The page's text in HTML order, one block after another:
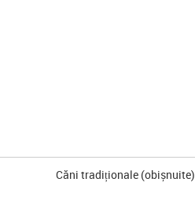
Căni tradiționale (obișnuite)